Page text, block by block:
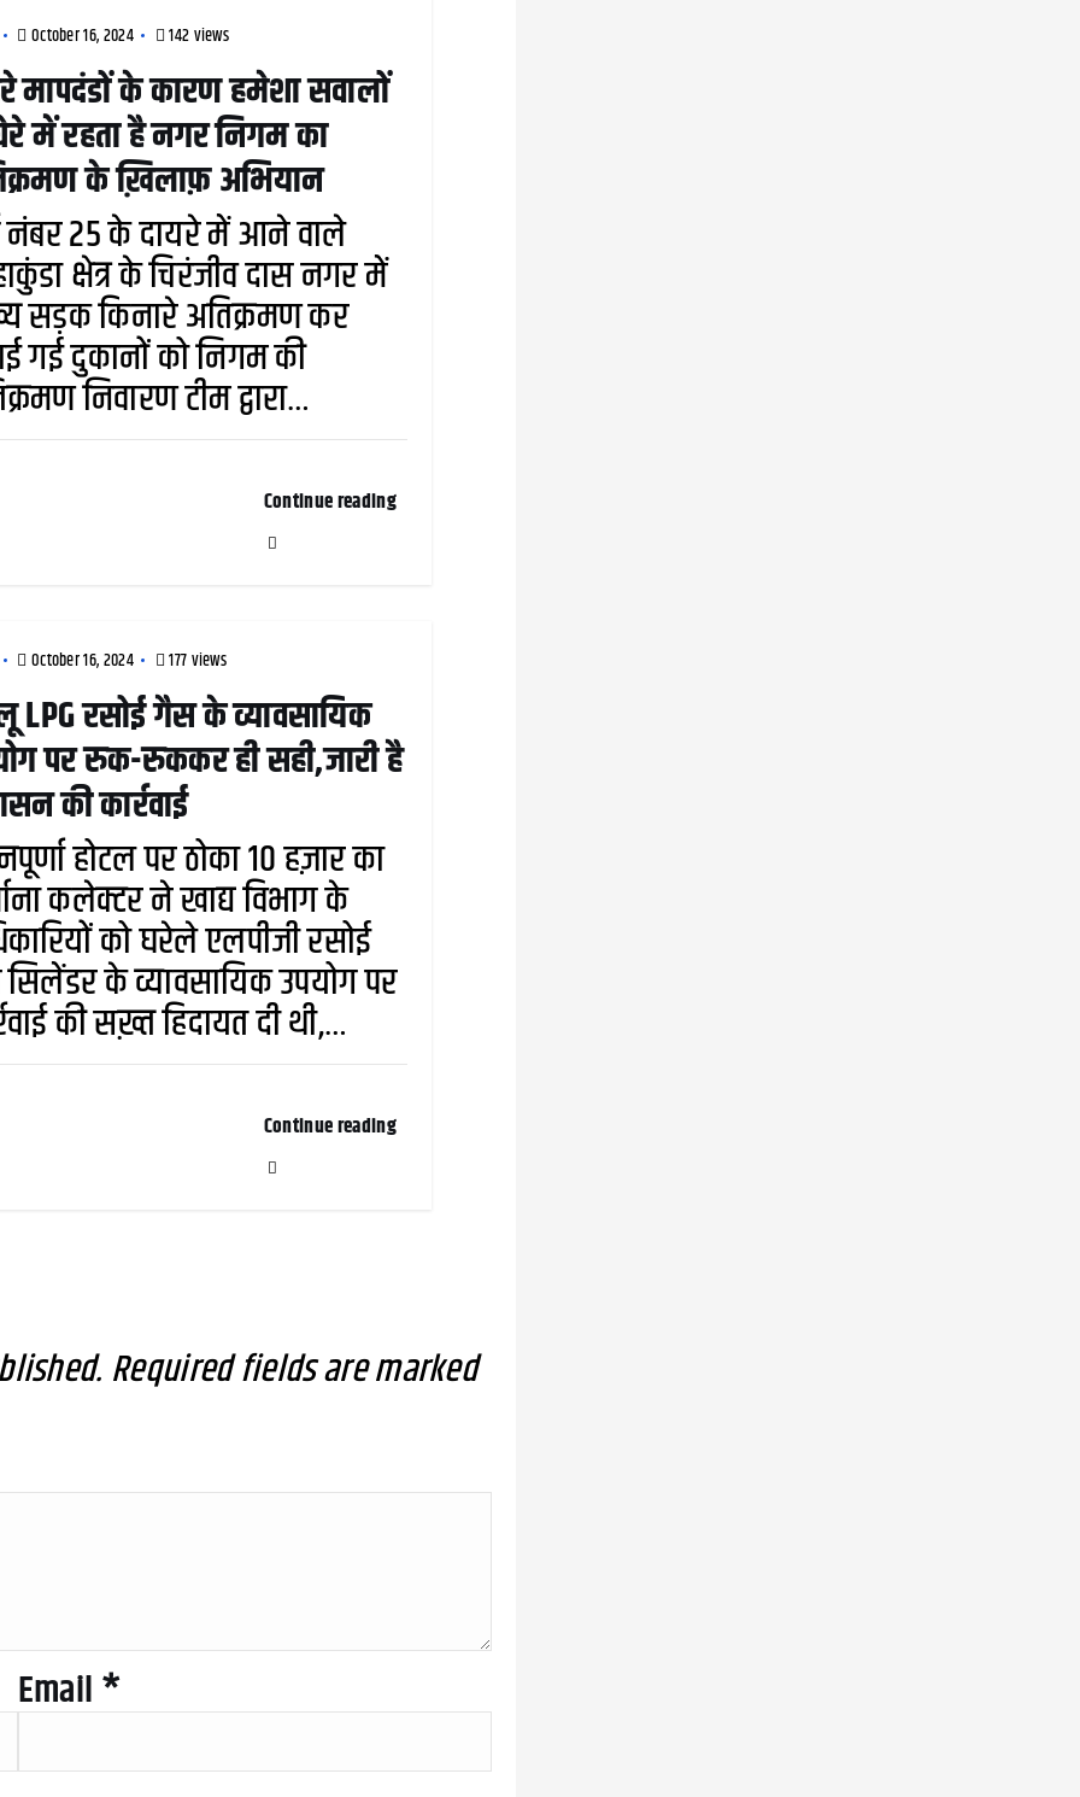
October 16, 2024 142 views
मापदंडों के कारण हमेशा सवालों
में रहता है नगर निगम का
के ख़िलाफ़ अभियान
नंबर 25 के दायरे में आने वाले
क्षेत्र के चिरंजीव दास नगर में
सड़क किनारे अतिक्रमण कर
गई दुकानों को निगम की
निवारण टीम द्वारा…
Continue reading
October 16, 2024 177 views
LPG रसोई गैस के व्यावसायिक
पर रुक-रुककर ही सही,जारी है
की कार्रवाई
होटल पर ठोका 10 हज़ार का
कलेक्टर ने खाद्य विभाग के
को घरेले एलपीजी रसोई
के व्यावसायिक उपयोग पर
की सख़्त हिदायत दी थी,…
Continue reading
Required fields are marked
Email*